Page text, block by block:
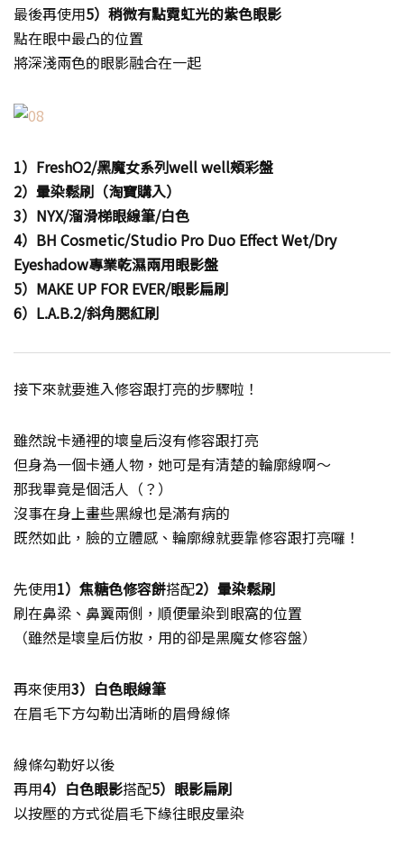
最後再使用5）稍微有點霓虹光的紫色眼影
點在眼中最凸的位置
將深淺兩色的眼影融合在一起
1）FreshO2/黑魔女系列well well頰彩盤
2）暈染鬆刷（淘寶購入）
3）NYX/溜滑梯眼線筆/白色
4）BH Cosmetic/Studio Pro Duo Effect Wet/Dry
Eyeshadow專業乾濕兩用眼影盤
5）MAKE UP FOR EVER/眼影扁刷
6）L.A.B.2/斜角腮紅刷
接下來就要進入修容跟打亮的步驟啦！
雖然說卡通裡的壞皇后沒有修容跟打亮
但身為一個卡通人物，她可是有清楚的輪廓線啊～
那我畢竟是個活人（？）
沒事在身上畫些黑線也是滿有病的
既然如此，臉的立體感、輪廓線就要靠修容跟打亮囉！
先使用1）焦糖色修容餅搭配2）暈染鬆刷
刷在鼻梁、鼻翼兩側，順便暈染到眼窩的位置
（雖然是壞皇后仿妝，用的卻是黑魔女修容盤）
再來使用3）白色眼線筆
在眉毛下方勾勒出清晰的眉骨線條
線條勾勒好以後
再用4）白色眼影搭配5）眼影扁刷
以按壓的方式從眉毛下緣往眼皮暈染